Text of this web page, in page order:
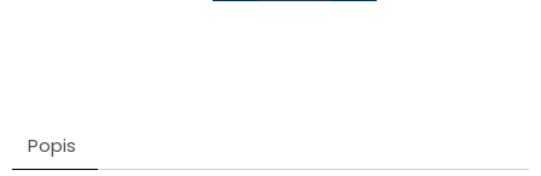
Popis